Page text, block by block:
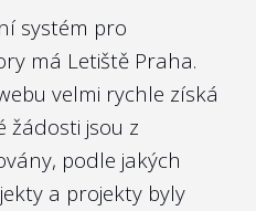
transparentní co
nejvyšších orgánů by
ve:
systém pro
má Letiště Praha.
velmi rychle získá
žádosti jsou z
podle jakých
a projekty byly